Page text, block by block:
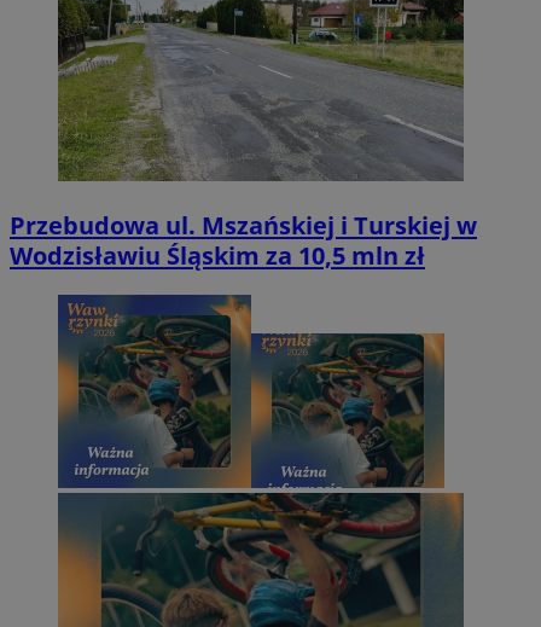
Przebudowa ul. Mszańskiej i Turskiej w
Wodzisławiu Śląskim za 10,5 mln zł